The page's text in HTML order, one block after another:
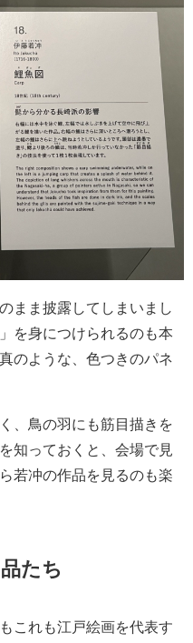
まま披露してしまいまし
を身につけられるのも本
のような、色つきのパネ
、鳥の羽にも筋目描きを
知っておくと、会場で見
若冲の作品を見るのも楽
たち
これも江戸絵画を代表す